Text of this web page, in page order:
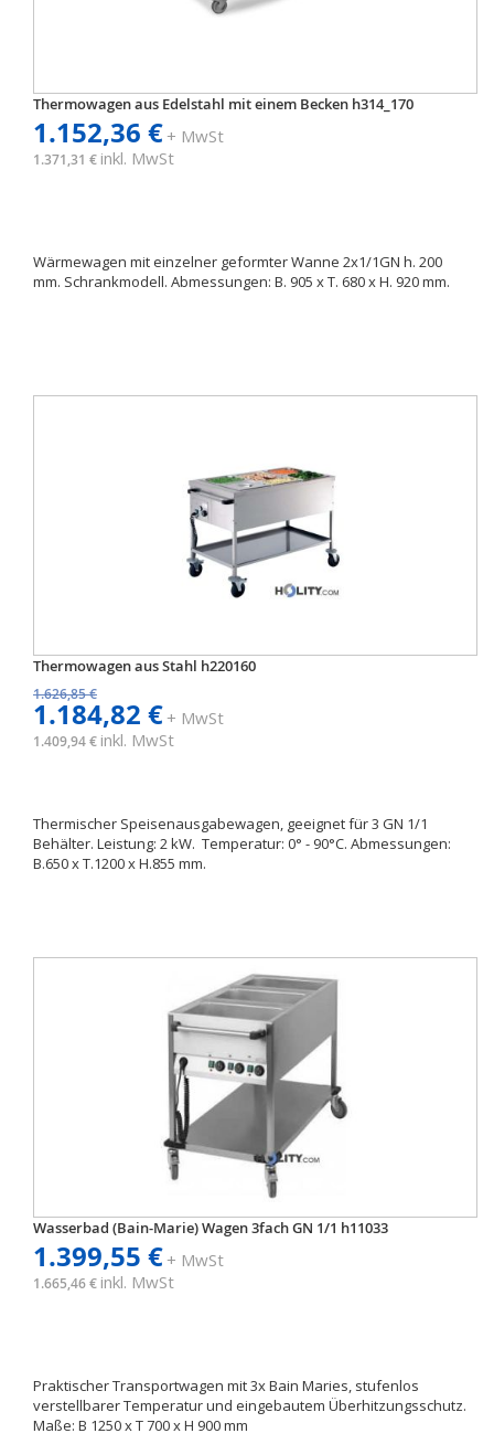
Thermowagen aus Edelstahl mit einem Becken h314_170
1.152,36 €+ MwSt
1.371,31 € inkl. MwSt
Wärmewagen mit einzelner geformter Wanne 2x1/1GN h. 200
mm. Schrankmodell. Abmessungen: B. 905 x T. 680 x H. 920 mm.
Thermowagen aus Stahl h220160
1.626,85 €
1.184,82 €+ MwSt
1.409,94 € inkl. MwSt
Thermischer Speisenausgabewagen, geeignet für 3 GN 1/1
Behälter. Leistung: 2 kW. Temperatur: 0° - 90°C. Abmessungen:
B.650 x T.1200 x H.855 mm.
Wasserbad (Bain-Marie) Wagen 3fach GN 1/1 h11033
1.399,55 €+ MwSt
1.665,46 € inkl. MwSt
Praktischer Transportwagen mit 3x Bain Maries, stufenlos
verstellbarer Temperatur und eingebautem Überhitzungsschutz.
Maße: B 1250 x T 700 x H 900 mm